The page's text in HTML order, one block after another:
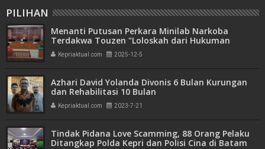
PILIHAN
Menanti Putusan Perkara Minilab Narkoba
Terdakwa Touzen "Loloskah dari Hukuman
Seumur Hidup atau Mati"
Kepriaktual.com 2025-12-5
Azhari David Yolanda Divonis 6 Bulan Kurungan
dan Rehabilitasi 10 Bulan
Kepriaktual.com 2023-7-21
Tindak Pidana Love Scamming, 88 Orang Pelaku
Ditangkap Polda Kepri dan Polisi Cina di Batam